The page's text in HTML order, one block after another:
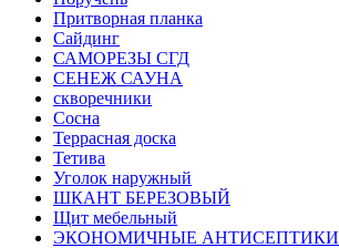
Притворная планка
Сайдинг
САМОРЕЗЫ СГД
СЕНЕЖ САУНА
скворечники
Сосна
Террасная доска
Тетива
Уголок наружный
ШКАНТ БЕРЕЗОВЫЙ
Щит мебельный
ЭКОНОМИЧНЫЕ АНТИСЕПТИКИ